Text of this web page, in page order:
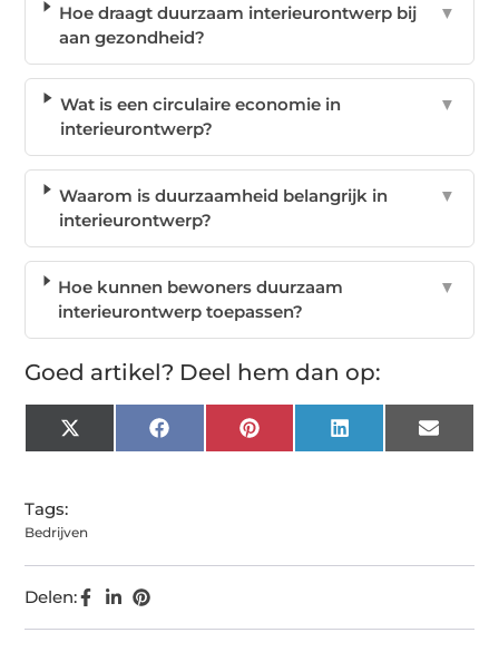
Hoe draagt duurzaam interieurontwerp bij
aan gezondheid?
▼
Wat is een circulaire economie in
interieurontwerp?
▼
Waarom is duurzaamheid belangrijk in
interieurontwerp?
▼
Hoe kunnen bewoners duurzaam
interieurontwerp toepassen?
▼
Goed artikel? Deel hem dan op:
X
(Twitter)
Facebook Pinterest LinkedIn Email
Tags:
Bedrijven
Delen: